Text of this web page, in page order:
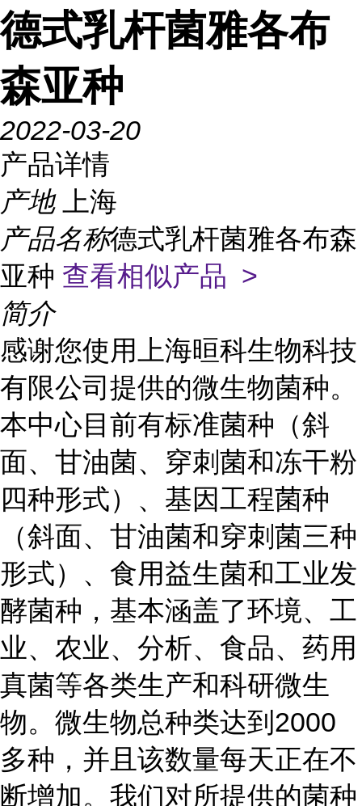
德式乳杆菌雅各布
森亚种
2022-03-20
产品详情
产地
上海
产品名称德式乳杆菌雅各布森
亚种 查看相似产品 >
简介
感谢您使用上海晅科生物科技
有限公司提供的微生物菌种。
本中心目前有标准菌种（斜
面、甘油菌、穿刺菌和冻干粉
四种形式）、基因工程菌种
（斜面、甘油菌和穿刺菌三种
形式）、食用益生菌和工业发
酵菌种，基本涵盖了环境、工
业、农业、分析、食品、药用
真菌等各类生产和科研微生
物。微生物总种类达到2000
多种，并且该数量每天正在不
断增加。我们对所提供的菌种